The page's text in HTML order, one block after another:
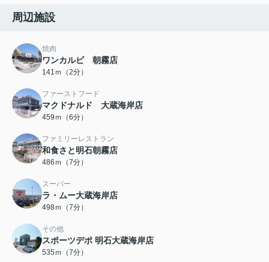
周辺施設
焼肉
ワンカルビ 朝霧店
141ｍ（2分）
ファーストフード
マクドナルド 大蔵海岸店
459ｍ（6分）
ファミリーレストラン
和食さと明石朝霧店
486ｍ（7分）
スーパー
ラ・ムー大蔵海岸店
498ｍ（7分）
その他
スポーツデポ 明石大蔵海岸店
535ｍ（7分）